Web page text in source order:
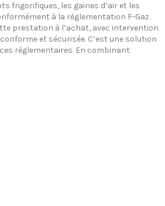
frigorifiques, les gaines d’air et les
à la réglementation F-Gaz.
prestation à l’achat, avec intervention
et sécurisée. C’est une solution
réglementaires. En combinant